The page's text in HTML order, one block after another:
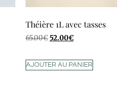
Théière 1L avec tasses
65.00€52.00€
AJOUTER AU PANIER